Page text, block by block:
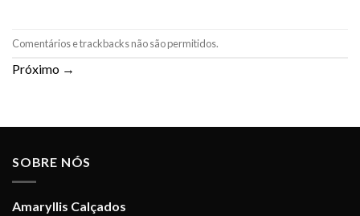
Comentários e trackbacks não são permitidos.
Próximo →
SOBRE NÓS
Amaryllis Calçados